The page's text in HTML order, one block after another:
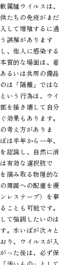
属腫ウイルスは、
たちの免疫がまだ
して増殖するに過
誤解があります
、他人に感染する
質的な場面は、着
るいは共用の備品
は「隔離」ではな
いう行為は、ウイ
を掻き壊して自分
効果もあります。
考え方がありま
は半年から一年、
認識し、自然に消
有効な選択肢で
摘み取る物理的な
周囲への配慮を優
レステープ）を事
ことも可能です。
て強調したいのは
。水いぼが次々と
り、ウイルスが入
った後は、必ず保